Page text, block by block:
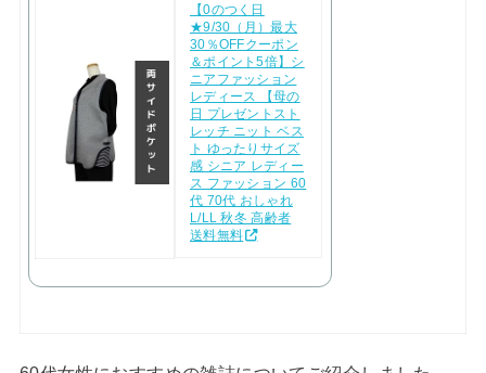
【0のつく日
★9/30（月）最大
30％OFFクーポン
＆ポイント5倍】シ
ニアファッション
レディース 【母の
日 プレゼントスト
レッチ ニット ベス
ト ゆったりサイズ
感 シニア レディー
ス ファッション 60
代 70代 おしゃれ
L/LL 秋冬 高齢者
送料無料